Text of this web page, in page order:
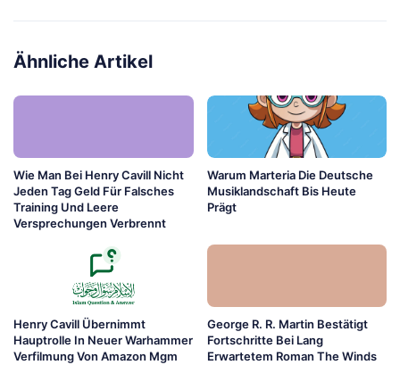
Ähnliche Artikel
Wie Man Bei Henry Cavill Nicht
Jeden Tag Geld Für Falsches
Training Und Leere
Versprechungen Verbrennt
Warum Marteria Die Deutsche
Musiklandschaft Bis Heute
Prägt
Henry Cavill Übernimmt
Hauptrolle In Neuer Warhammer
Verfilmung Von Amazon Mgm
George R. R. Martin Bestätigt
Fortschritte Bei Lang
Erwartetem Roman The Winds